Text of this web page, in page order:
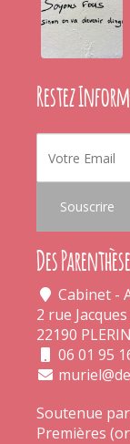
Restez
Des
Cabinet -
2 rue
22190 PLERIN
06 01 95
Soutenue
Premières